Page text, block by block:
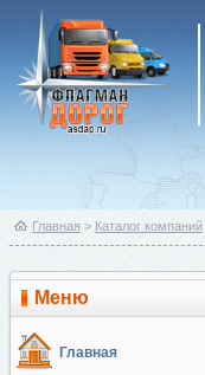
Главная > Каталог компаний
Меню
Главная